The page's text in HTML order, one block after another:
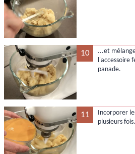
10
...et
l'accessoire
panade.
11
Incorporer
plusieurs fois.